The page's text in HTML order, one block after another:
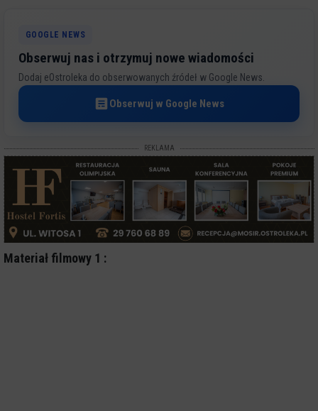
GOOGLE NEWS
Obserwuj nas i otrzymuj nowe wiadomości
Dodaj eOstroleka do obserwowanych źródeł w Google News.
Obserwuj w Google News
REKLAMA
Materiał filmowy 1 :